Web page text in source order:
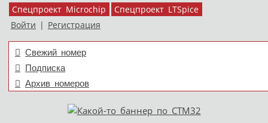
Спецпроект Microchip
Спецпроект LTSpice
Войти | Регистрация
Свежий номер
Подписка
Архив номеров